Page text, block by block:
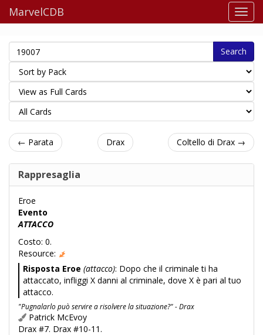
MarvelCDB
Search
← Parata Drax Coltello di Drax →
Rappresaglia
Eroe
Evento
ATTACCO
Costo: 0.
Resource:
Risposta Eroe (attacco): Dopo che il criminale ti ha
attaccato, infliggi X danni al criminale, dove X è pari al tuo
attacco.
"Pugnalarlo può servire a risolvere la situazione?" - Drax
Patrick McEvoy
Drax #7. Drax #10-11.